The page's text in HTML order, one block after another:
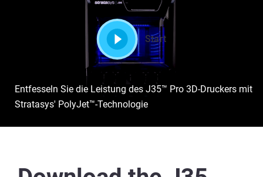
Start
Entfesseln Sie die Leistung des J35™ Pro 3D-Druckers mit
Stratasys' PolyJet™-Technologie